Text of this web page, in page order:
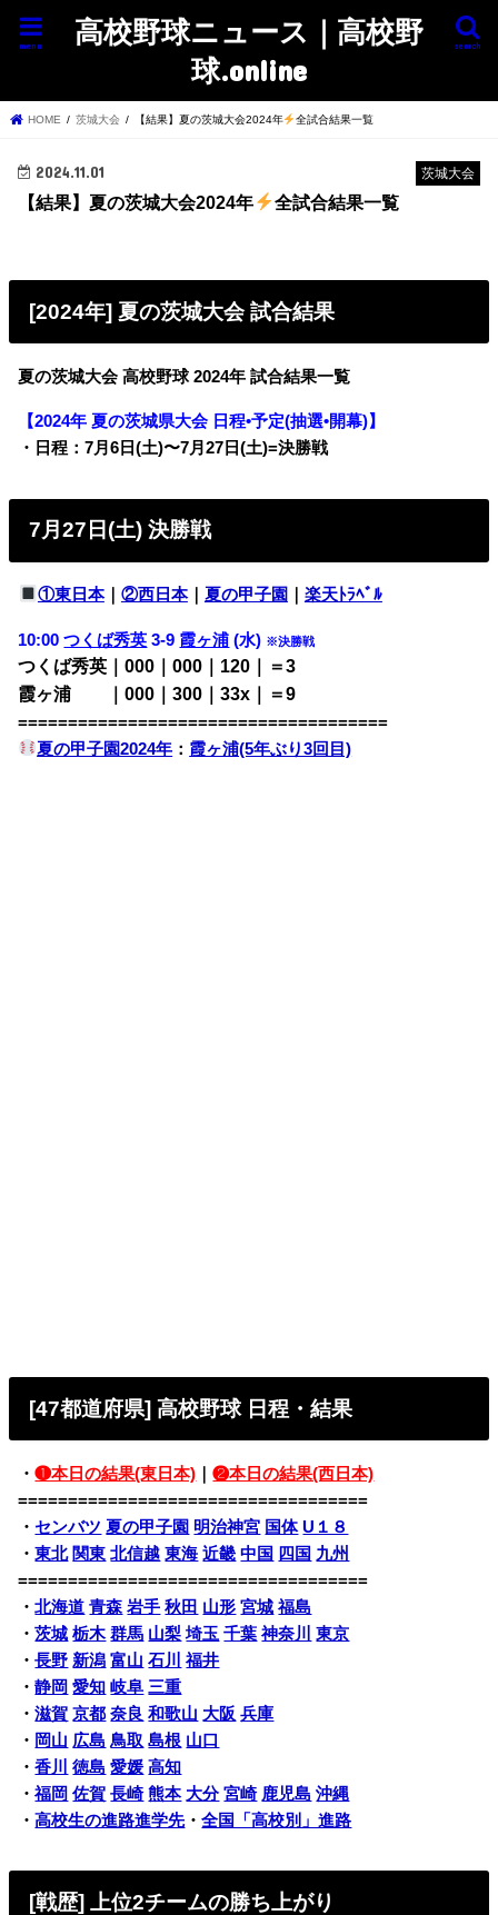
高校野球ニュース｜高校野
球.online
search
menu
HOME 茨城大会 【結果】夏の茨城大会2024年 全試合結果一覧
茨城大会
2024.11.01
【結果】夏の茨城大会2024年 全試合結果一覧
[2024年] 夏の茨城大会 試合結果
夏の茨城大会 高校野球 2024年 試合結果一覧
【2024年 夏の茨城県大会 日程•予定(抽選•開幕)】
・日程：7月6日(土)〜7月27日(土)=決勝戦
7月27日(土) 決勝戦
①東日本｜ ②西日本｜ 夏の甲子園 ｜ 楽天ﾄﾗﾍﾞﾙ
10:00つくば秀英 3-9 霞ヶ浦 (水) ※決勝戦
つくば秀英｜000｜000｜120｜＝3
霞ヶ浦 ｜000｜300｜33x｜＝9
=====================================
夏の甲子園2024年 ： 霞ヶ浦(5年ぶり3回目)
[47都道府県] 高校野球 日程・結果
・❶本日の結果(東日本) ｜❷本日の結果(西日本)
===================================
・ センバツ 夏の甲子園 明治神宮 国体 U１８
・東北 関東 北信越 東海 近畿 中国 四国 九州
===================================
・北海道 青森 岩手 秋田 山形 宮城 福島
・茨城 栃木 群馬 山梨 埼玉 千葉 神奈川
東京
・長野 新潟 富山 石川
福井
・静岡 愛知 岐阜 三重
・滋賀 京都 奈良 和歌山 大阪 兵庫
・ 岡山 広島 鳥取 島根 山口
・香川 徳島 愛媛 高知
・福岡 佐賀 長崎 熊本 大分 宮崎 鹿児島 沖縄
・高校生の進路進学先・全国「高校別」進路
[戦歴] 上位2チームの勝ち上がり